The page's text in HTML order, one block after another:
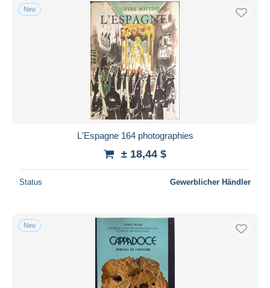
Neu
L'Espagne 164 photographies
± 18,44 $
Status Gewerblicher Händler
Neu